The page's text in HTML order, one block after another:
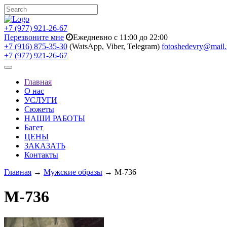
+7 (977) 921-26-67
Перезвоните мне
Ежедневно с 11:00 до 22:00
+7 (916) 875-35-30 (WatsApp, Viber, Telegram)
+7 (977) 921-26-67
Toggle
navigationГлавная
О нас
УСЛУГИ
Сюжеты
НАШИ РАБОТЫ
Багет
ЦЕНЫ
ЗАКАЗАТЬ
Контакты
Главная → Мужские образы → M-736
M-736